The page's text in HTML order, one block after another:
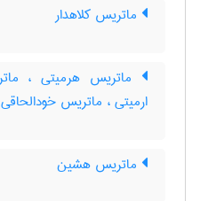
ماتریس کلاهدار
ماتریس هرمیتی ،
ارمیتی ، ماتریس خودالحاقی
ماتریس هشین